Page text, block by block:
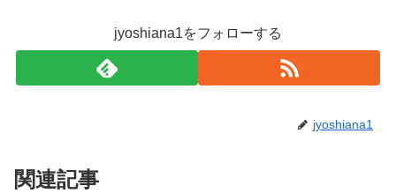
jyoshiana1をフォローする
jyoshiana1
関連記事